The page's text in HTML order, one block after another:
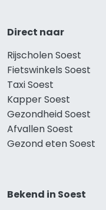
Direct naar
Rijscholen Soest
Fietswinkels Soest
Taxi Soest
Kapper Soest
Gezondheid Soest
Afvallen Soest
Gezond eten Soest
Bekend in Soest